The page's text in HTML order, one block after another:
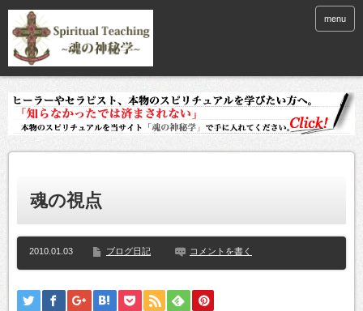
menu
魂の視点
2010.01.03 ブログ日記 コメントを書く